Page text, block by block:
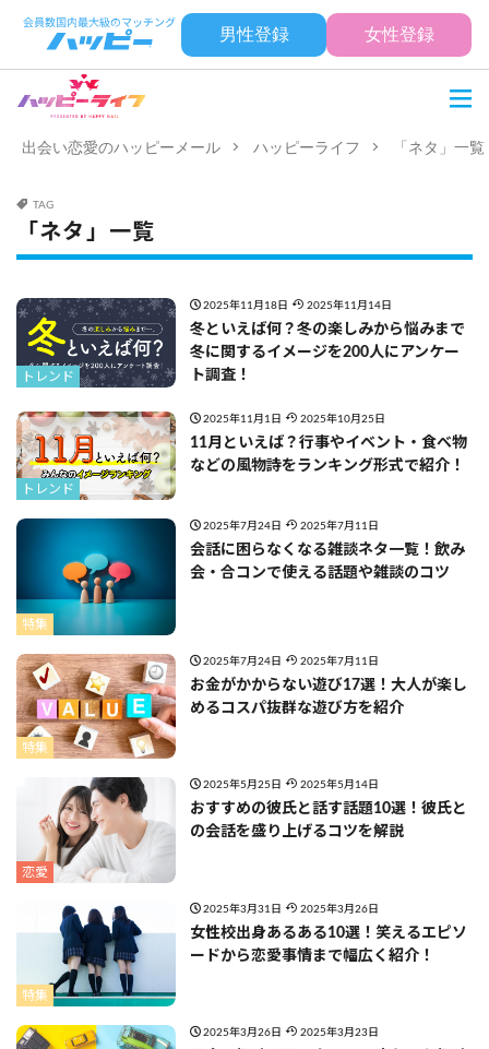
男性登録 女性登録
出会い恋愛のハッピーメール ハッピーライフ 「ネタ」一覧
TAG
「ネタ」一覧
トレンド
2025年11月18日 2025年11月14日
冬といえば何？冬の楽しみから悩みまで
冬に関するイメージを200人にアンケー
ト調査！
トレンド
2025年11月1日 2025年10月25日
11月といえば？行事やイベント・食べ物
などの風物詩をランキング形式で紹介！
特集
2025年7月24日 2025年7月11日
会話に困らなくなる雑談ネタ一覧！飲み
会・合コンで使える話題や雑談のコツ
特集
2025年7月24日 2025年7月11日
お金がかからない遊び17選！大人が楽し
めるコスパ抜群な遊び方を紹介
恋愛
2025年5月25日 2025年5月14日
おすすめの彼氏と話す話題10選！彼氏と
の会話を盛り上げるコツを解説
特集
2025年3月31日 2025年3月26日
女性校出身あるある10選！笑えるエピソ
ードから恋愛事情まで幅広く紹介！
2025年3月26日 2025年3月23日